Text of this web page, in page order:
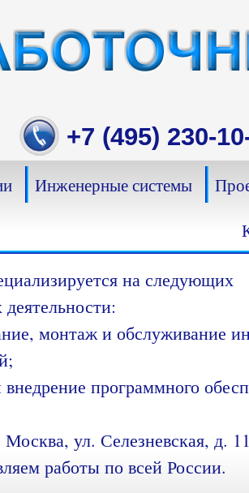
+7 (495) 230-
Инженерные системы
на следующих
монтаж и обслуживание
внедрение программного
ул. Селезневская, д.
работы по всей России.